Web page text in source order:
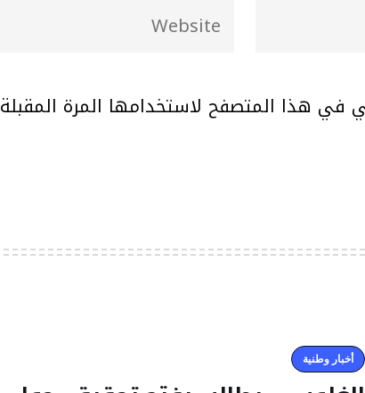
في هذا المتصفح لاستخدامها المرة المقبلة
أخبار وطنية